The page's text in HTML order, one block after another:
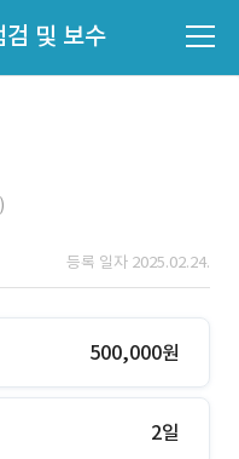
및 보수
등록 일자 2025.02.24.
500,000원
2일